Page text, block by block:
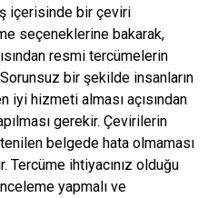
içerisinde bir çeviri
seçeneklerine bakarak,
resmi tercümelerin
bir şekilde insanların
iyi hizmeti alması açısından
gerekir. Çevirilerin
belgede hata olmaması
Tercüme ihtiyacınız olduğu
yapmalı ve